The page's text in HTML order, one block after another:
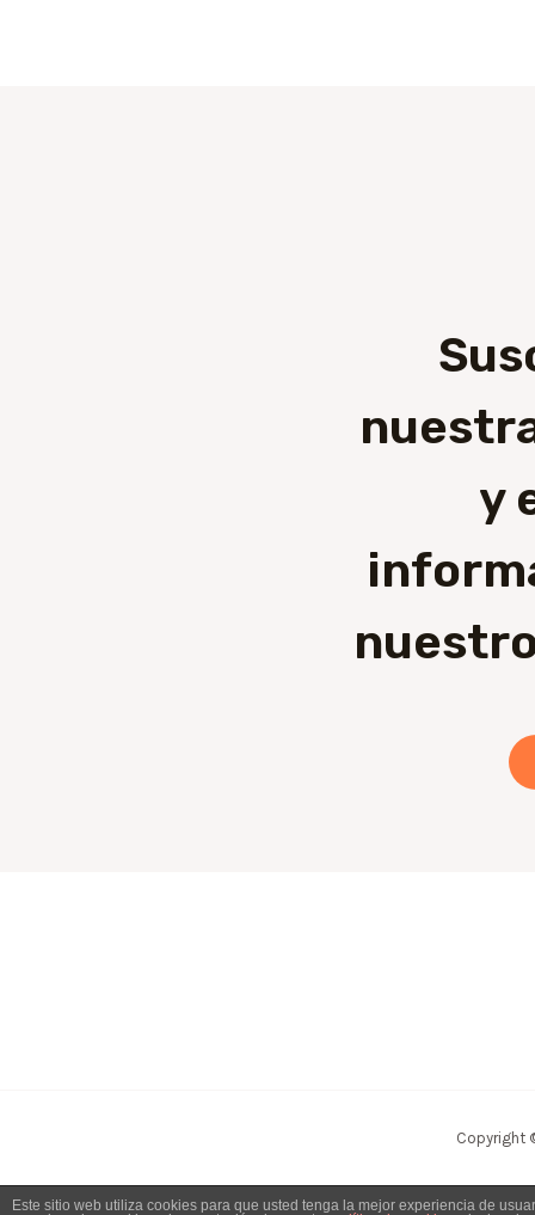
y
Copyright
Este sitio web utiliza cookies para que usted tenga la mejor experiencia de